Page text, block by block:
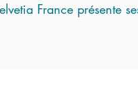
France présente